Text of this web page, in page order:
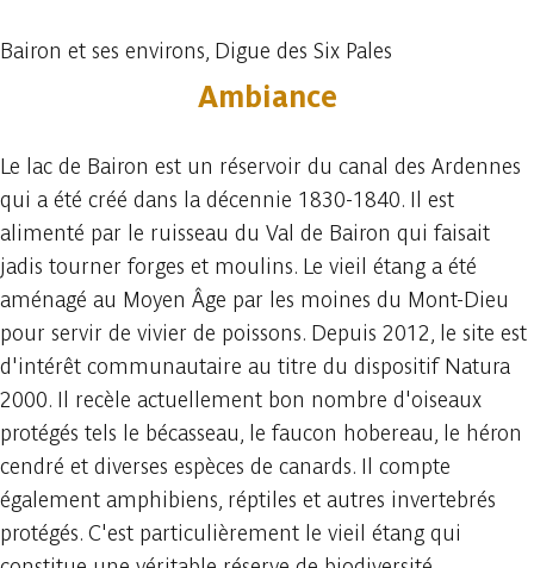
Bairon et ses environs, Digue des Six Pales
Ambiance
Le lac de Bairon est un réservoir du canal des Ardennes
qui a été créé dans la décennie 1830-1840. Il est
alimenté par le ruisseau du Val de Bairon qui faisait
jadis tourner forges et moulins. Le vieil étang a été
aménagé au Moyen Âge par les moines du Mont-Dieu
pour servir de vivier de poissons. Depuis 2012, le site est
d'intérêt communautaire au titre du dispositif Natura
2000. Il recèle actuellement bon nombre d'oiseaux
protégés tels le bécasseau, le faucon hobereau, le héron
cendré et diverses espèces de canards. Il compte
également amphibiens, réptiles et autres invertebrés
protégés. C'est particulièrement le vieil étang qui